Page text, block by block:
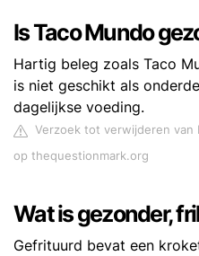
Is Taco Mundo
Hartig beleg zoals Taco
is niet geschikt als
dagelijkse voeding.
Verzoek tot verwijderen van
op thequestionmark.org
Wat is gezonder,
Gefrituurd bevat een